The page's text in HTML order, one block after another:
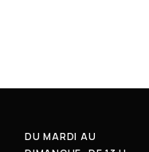
DU MARDI AU